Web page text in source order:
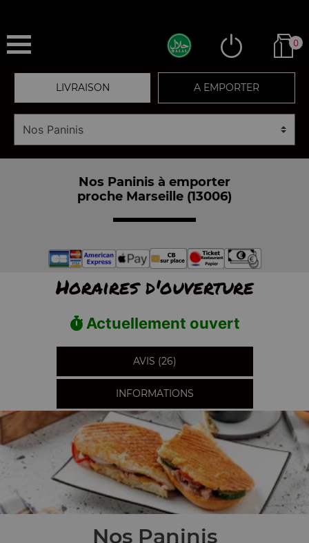
0
LIVRAISON A EMPORTER
Nos Paninis à emporter
proche Marseille (13006)
Horaires d'ouverture
Actuellement ouvert
AVIS (26)
INFORMATIONS
Nos Paninis